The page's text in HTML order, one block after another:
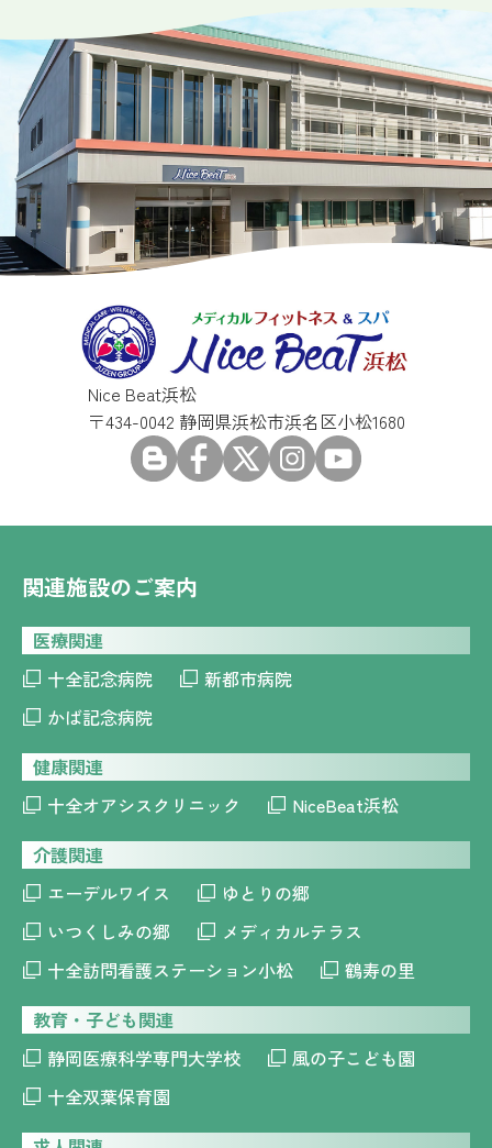
Nice Beat浜松
〒434-0042 静岡県浜松市浜名区小松1680
関連施設のご案内
医療関連
十全記念病院
新都市病院
かば記念病院
健康関連
十全オアシスクリニック
NiceBeat浜松
介護関連
エーデルワイス
ゆとりの郷
いつくしみの郷
メディカルテラス
十全訪問看護ステーション小松
鶴寿の里
教育・子ども関連
静岡医療科学専門大学校
風の子こども園
十全双葉保育園